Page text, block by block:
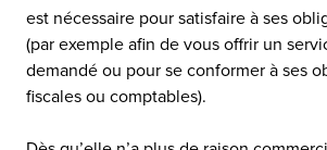
est nécessaire pour satisfaire à ses
(par exemple afin de vous offrir un
demandé ou pour se conformer à ses
fiscales ou comptables).